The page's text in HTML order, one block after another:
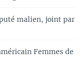
malien, joint par
Femmes de